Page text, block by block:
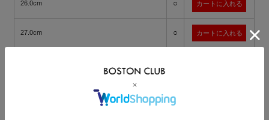
26.0cm ○
27.0cm ○